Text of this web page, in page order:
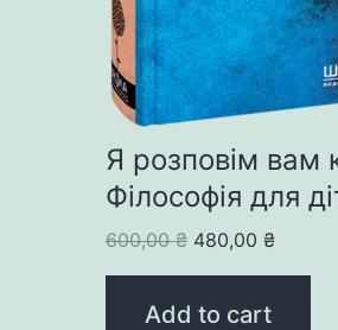
Я розповім вам
Філософія для
600,00₴ Original
price
was:
480,00 ₴Current
price
Add to cart